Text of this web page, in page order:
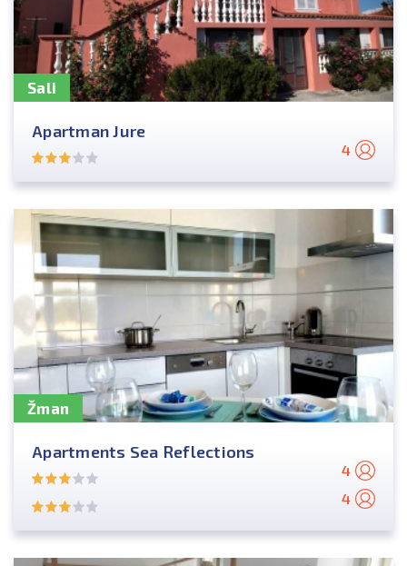
Sali
Apartman Jure
4
Žman
Apartments Sea Reflections
4
4